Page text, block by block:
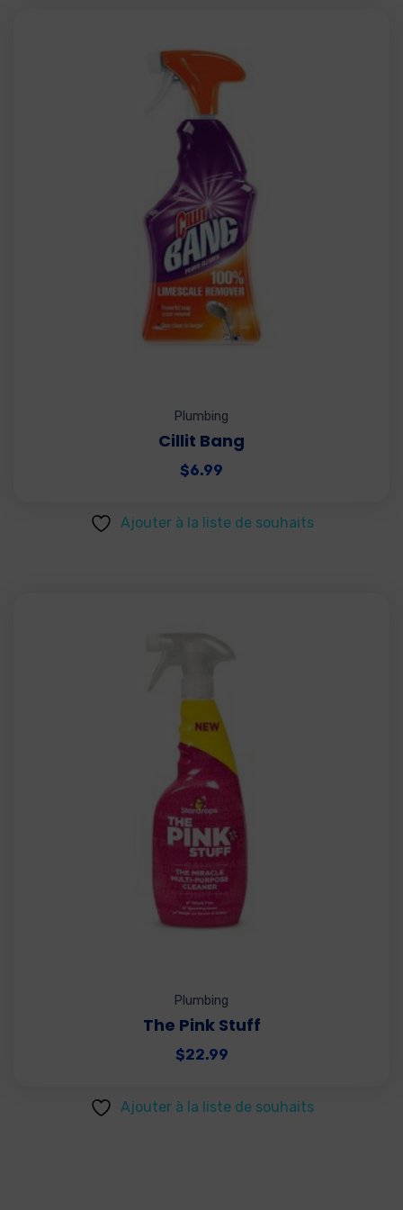
Plumbing
Cillit Bang
$6.99
Ajouter à la liste de souhaits
Plumbing
The Pink Stuff
$22.99
Ajouter à la liste de souhaits